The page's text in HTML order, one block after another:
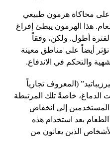
تعتمد آلية عمل محفزات GLP-1 على محاكاة هرمون طبيعي
هذا الهرمون يبطئ إفراغ
لفترة أطول. ولكن، وفقاً
أيضاً على مناطق معينة
والتحكم في الاندفاع.
(المعروف تجارياً
الدماغ، خاصةً تلك المرتبطة
المستخدمين إلى انخفاض
بعد استخدام هذه
الذين يعانون من